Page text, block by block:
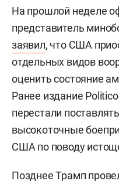
На прошлой неделе
представитель
заявил, что США
отдельных видов
оценить состояние
Ранее издание
перестали
высокоточные
США по поводу
Позднее Трамп